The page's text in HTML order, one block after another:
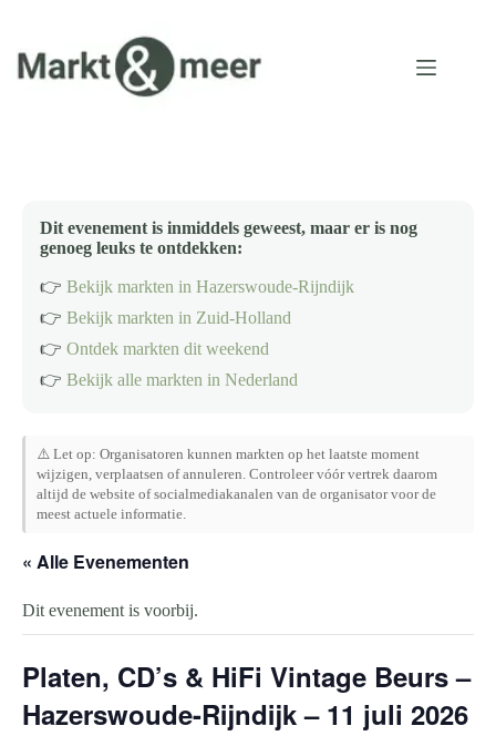
inhoud
Dit evenement is inmiddels geweest, maar er is nog
genoeg leuks te ontdekken:
👉 Bekijk markten in Hazerswoude-Rijndijk
👉 Bekijk markten in Zuid-Holland
👉 Ontdek markten dit weekend
👉 Bekijk alle markten in Nederland
⚠️ Let op: Organisatoren kunnen markten op het laatste moment
wijzigen, verplaatsen of annuleren. Controleer vóór vertrek daarom
altijd de website of socialmediakanalen van de organisator voor de
meest actuele informatie.
« Alle Evenementen
Dit evenement is voorbij.
Platen, CD’s & HiFi Vintage Beurs –
Hazerswoude-Rijndijk – 11 juli 2026